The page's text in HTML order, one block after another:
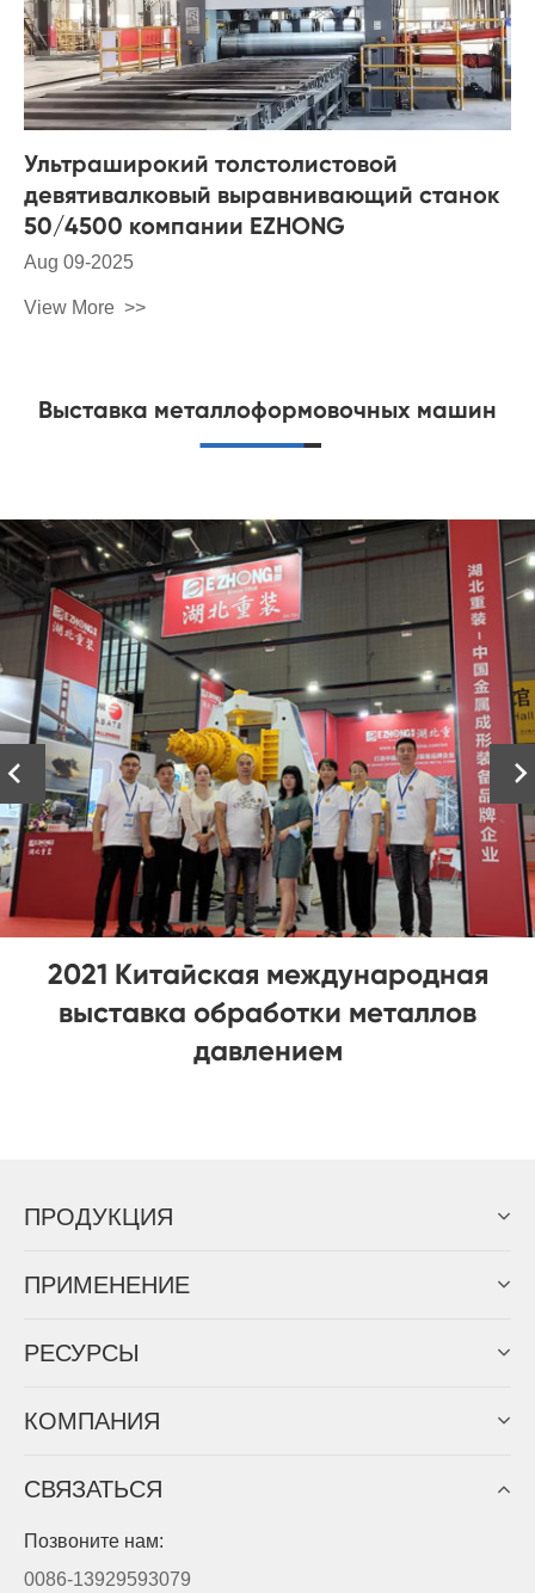
Ультраширокий толстолистовой
девятивалковый выравнивающий станок
50/4500 компании EZHONG
Aug 09-2025
View More
Выставка металлоформовочных машин
Выбирая листогибочный станок
премиум-класса с ветряной башней,
вам необходимо понимать следующее:
 
ПРОДУКЦИЯ
ПРИМЕНЕНИЕ
PЕСУРСЫ
КОМПАНИЯ
СВЯЗАТЬСЯ
Позвоните нам:
0086-13929593079